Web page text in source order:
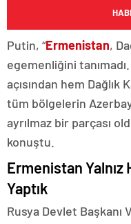
Putin, “Ermenistan,
egemenliğini
açısından hem Dağlık
tüm bölgelerin
ayrılmaz bir parçası
konuştu.
Ermenistan
Yaptık
Rusya Devlet